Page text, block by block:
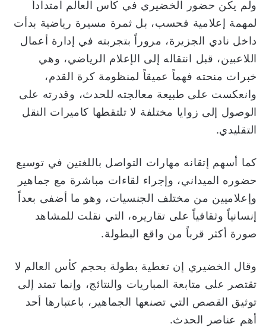
ولم يكن حضور الخضيري في كأس العالم امتداداً
لمهمة إعلامية فحسب، بل ثمرة مسيرة رياضية بدأت
داخل نادي الجزيرة، مروراً بتجربته في إدارة أعمال
اللاعبين، قبل انتقاله إلى الإعلام الرياضي، وهي
خبرات منحته فهماً عميقاً لمنظومة كرة القدم،
وانعكست على طبيعة معالجته للحدث، وقدرته على
الوصول إلى زوايا مختلفة لا تلتقطها كاميرات النقل
التقليدي.
كما أسهم إتقانه مهارات التواصل باللغتين في توسيع
حضوره الميداني، وإجراء لقاءات مباشرة مع جماهير
وإعلاميين من مختلف الجنسيات، وهو ما أضفى بعداً
إنسانياً وثقافياً على تقاريره، التي نقلت للمشاهد
صورة أكثر قرباً من واقع البطولة.
وقال الخضيري إن تغطية بطولة بحجم كأس العالم لا
تقتصر على متابعة المباريات والنتائج، وإنما تمتد إلى
توثيق القصص التي تصنعها الجماهير، باعتبارها أحد
أهم عناصر الحدث.